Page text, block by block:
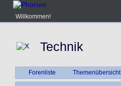
Willkommen!
Technik
Forenliste Themenübersicht